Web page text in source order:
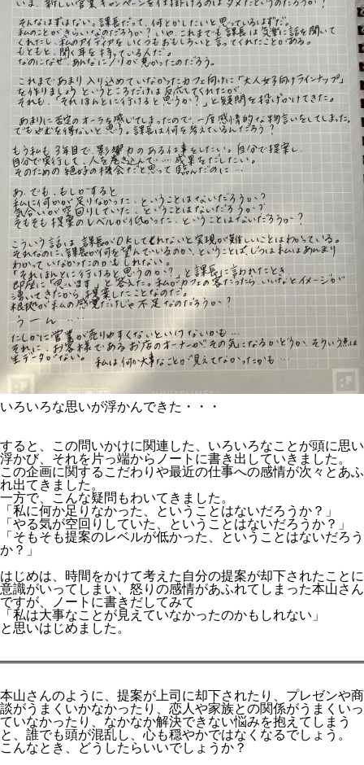
いろいろな思いが浮かんできた・・・
すると、この問いかけに関連した、いろいろなことが頭に思い
浮かび、それを片っ端からノートに書き出していきました。
この企画に関するこだわりや最近の仕事への感情が次々とあふ
れ出てきました。
一方で、こんな疑問もわいてきました。
「私に何か足りなかった、ということはないだろうか？」
「やる気が空回りしていた、ということはないだろうか？」
「そもそも提案のレベルが低かった、ということはないだろう
か？」
はじめは、時間をかけて考えた自分の提案が却下されたことに
意識がいってしまい、怒りの感情があふれてしまった本山さん
ですが、ノートに書きだしてみて
「私は大事なことが見えていなかったのかもしれない」
と思いはじめました。
本山さんのように、提案が上司に却下されたり、プレゼンや商
談がうまくいかなかったり、恋人や家族との関係がうまくいっ
ていなかったり、なかなか解決できない悩みを抱えてしまう
と、誰でも頭が混乱し、心も穏やかではなくなるでしょう。
こんなとき、どうしたらいいでしょうか？